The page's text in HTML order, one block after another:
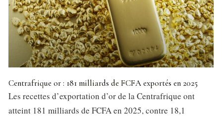
Centrafrique or : 181 milliards de FCFA exportés en 2025
Les recettes d’exportation d’or de la Centrafrique ont
atteint 181 milliards de FCFA en 2025, contre 18,1